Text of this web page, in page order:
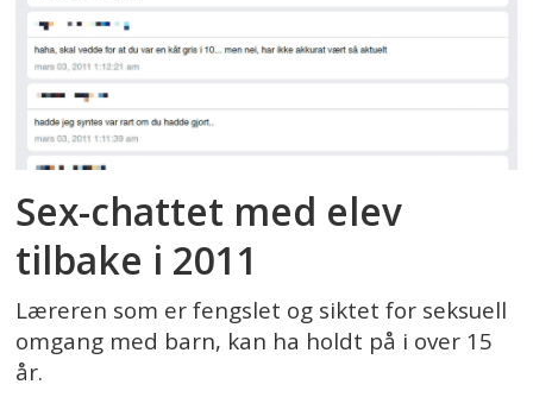
Sex-chattet med elev
tilbake i 2011
Læreren som er fengslet og siktet for seksuell
omgang med barn, kan ha holdt på i over 15
år.